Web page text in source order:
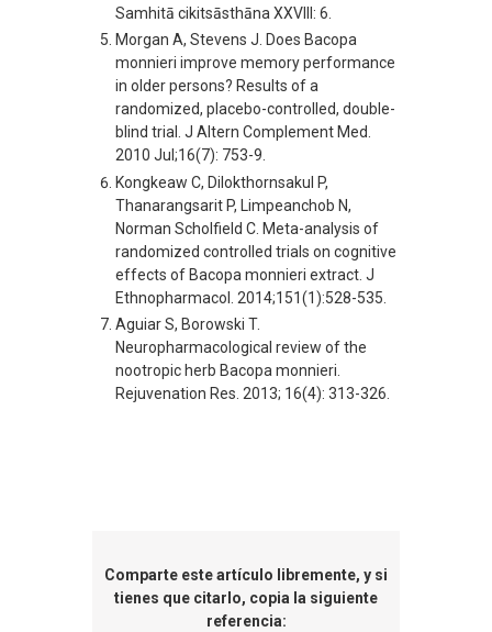
Samhitā cikitsāsthāna XXVIII: 6.
Morgan A, Stevens J. Does Bacopa
monnieri improve memory performance
in older persons? Results of a
randomized, placebo-controlled, double-
blind trial. J Altern Complement Med.
2010 Jul;16(7): 753-9.
Kongkeaw C, Dilokthornsakul P,
Thanarangsarit P, Limpeanchob N,
Norman Scholfield C. Meta-analysis of
randomized controlled trials on cognitive
effects of Bacopa monnieri extract. J
Ethnopharmacol. 2014;151(1):528-535.
Aguiar S, Borowski T.
Neuropharmacological review of the
nootropic herb Bacopa monnieri.
Rejuvenation Res. 2013; 16(4): 313-326.
Comparte este artículo libremente, y si
tienes que citarlo, copia la siguiente
referencia: